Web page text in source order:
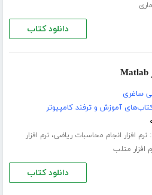
دانلود کتاب
ساغری
آموزش و ترفند کامپیوتر
نرم افزار انجام محاسبات ریاضی،نرم افزار
افزار متلب
دانلود کتاب